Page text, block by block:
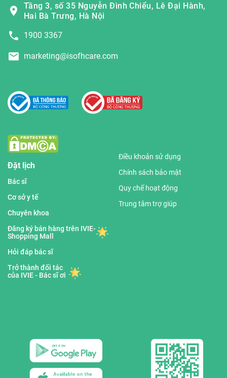
Tầng 3, số 35 Nguyễn Đình Chiểu, Lê Đại Hành,
Hai Bà Trưng, Hà Nội
1900 3367
marketing@isofhcare.com
Đặt lịch
Bác sĩ
Cơ sở y tế
Chuyên khoa
Đăng ký bán hàng trên IVIE-
Shopping Mall
Hỏi đáp bác sĩ
Trở thành đối tác
của IVIE - Bác sĩ ơi
Điều khoản sử dụng
Chính sách bảo mật
Quy chế hoạt động
Trung tâm trợ giúp